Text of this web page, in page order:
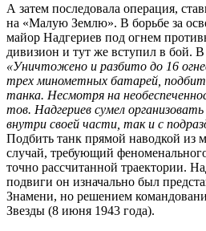
А затем последовала операция,
на «Малую Землю». В борьбе за
майор Надгериев под огнем
дивизион и тут же вступил в бой. В
«Уничтожено и разбито до 16
трех минометных батарей,
танка. Несмотря на
тов. Надгериев сумел организовать
внутри своей части, так и с
Подбить танк прямой наводкой из
случай, требующий
точно рассчитанной траектории.
подвиги он изначально был
Знамени, но решением
Звезды (8 июня 1943 года).